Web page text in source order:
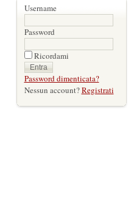
Username
Password
Ricordami
Password dimenticata?
Nessun account?Registrati